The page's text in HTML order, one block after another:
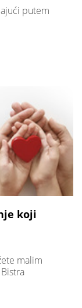
putem
koji
malim